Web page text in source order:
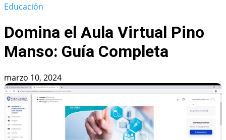
Educación
Domina el Aula Virtual Pino
Manso: Guía Completa
marzo 10, 2024